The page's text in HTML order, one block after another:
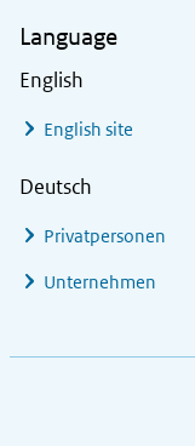
Language
English
English site
Deutsch
Privatpersonen
Unternehmen